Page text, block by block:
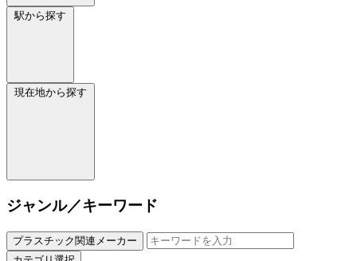
駅から探す
現在地から探す
ジャンル／キーワード
プラスチック関連メーカー